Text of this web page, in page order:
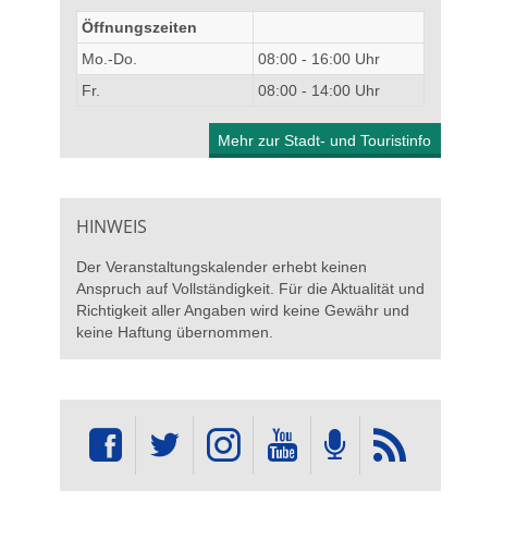
Öffnungszeiten
Mo.-Do.
08:00 - 16:00 Uhr
Fr.
08:00 - 14:00 Uhr
Mehr zur Stadt- und Touristinfo
HINWEIS
Der Veranstaltungskalender erhebt keinen
Anspruch auf Vollständigkeit. Für die Aktualität und
Richtigkeit aller Angaben wird keine Gewähr und
keine Haftung übernommen.